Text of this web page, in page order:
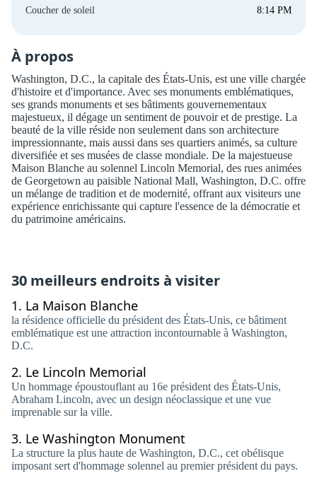
Coucher de soleil 8:14 PM
À propos
Washington, D.C., la capitale des États-Unis, est une ville chargée
d'histoire et d'importance. Avec ses monuments emblématiques,
ses grands monuments et ses bâtiments gouvernementaux
majestueux, il dégage un sentiment de pouvoir et de prestige. La
beauté de la ville réside non seulement dans son architecture
impressionnante, mais aussi dans ses quartiers animés, sa culture
diversifiée et ses musées de classe mondiale. De la majestueuse
Maison Blanche au solennel Lincoln Memorial, des rues animées
de Georgetown au paisible National Mall, Washington, D.C. offre
un mélange de tradition et de modernité, offrant aux visiteurs une
expérience enrichissante qui capture l'essence de la démocratie et
du patrimoine américains.
30 meilleurs endroits à visiter
1. La Maison Blanche
la résidence officielle du président des États-Unis, ce bâtiment
emblématique est une attraction incontournable à Washington,
D.C.
2. Le Lincoln Memorial
Un hommage époustouflant au 16e président des États-Unis,
Abraham Lincoln, avec un design néoclassique et une vue
imprenable sur la ville.
3. Le Washington Monument
La structure la plus haute de Washington, D.C., cet obélisque
imposant sert d'hommage solennel au premier président du pays.